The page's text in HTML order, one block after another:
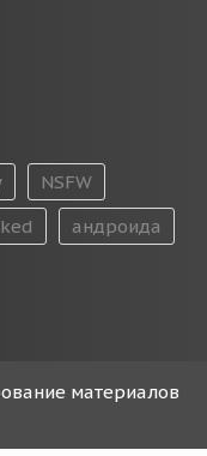
NSFW
андроида
материалов